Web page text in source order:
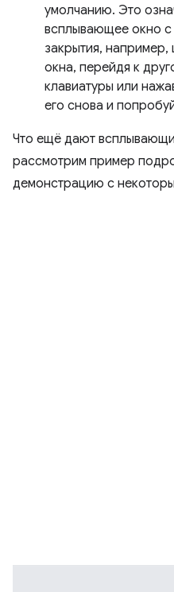
умолчанию. Это
всплывающее окно
закрытия,
окна, перейдя к
клавиатуры или
его снова и
Что ещё дают
рассмотрим пример
демонстрацию с